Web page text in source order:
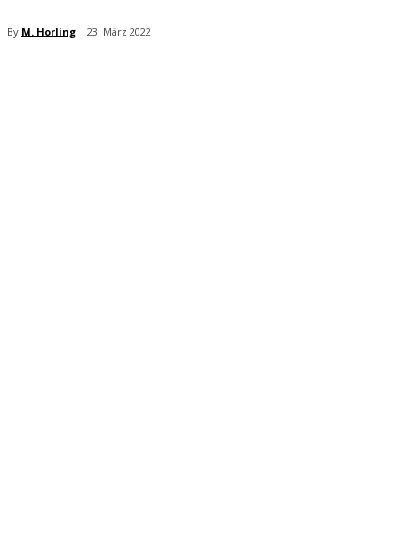
By M. Horling 23. März 2022